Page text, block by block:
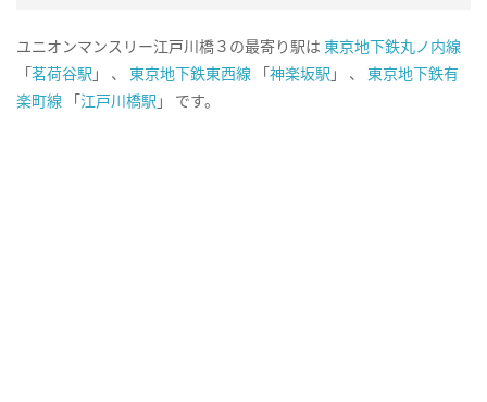
ユニオンマンスリー江戸川橋３の最寄り駅は 東京地下鉄丸ノ内線
「茗荷谷駅 」 、 東京地下鉄東西線 「神楽坂駅 」 、 東京地下鉄有
楽町線 「江戸川橋駅 」 です。